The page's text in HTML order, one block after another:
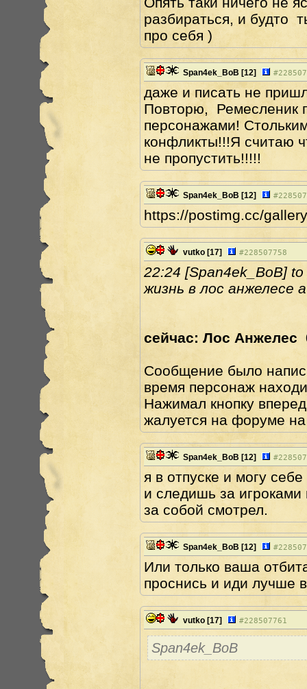
разбираться, и будто
про себя )
Span4ek_BoB [12] #
даже и писать не
Повторю, Ремесленик
персонажами!
конфликты!!!Я считаю
не пропустить!!!!!
Span4ek_BoB [12] #
https://postimg.cc/
vutko [17] #228507758
22:24 [Span4ek_BoB]
жизнь в лос анжелесе
сейчас: Лос Анжелес
Сообщение было
время персонаж
Нажимал кнопку
жалуется на форуме
Span4ek_BoB [12] #
я в отпуске и могу
и следишь за
за собой смотрел.
Span4ek_BoB [12] #
Или только ваша
проснись и иди лучше
vutko [17] #228507761
Span4ek_BoB